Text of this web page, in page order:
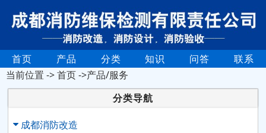
首页 产品 分类 知识 问答
联系
当前位置 ->首页->产品/服务
分类导航
成都消防改造